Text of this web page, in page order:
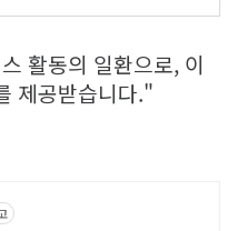
활동의 일환으로, 이
제공받습니다."